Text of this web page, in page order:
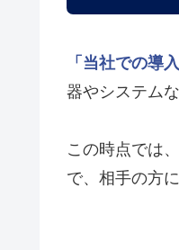
「当社での導
器やシステム
この時点では
で、相手の方